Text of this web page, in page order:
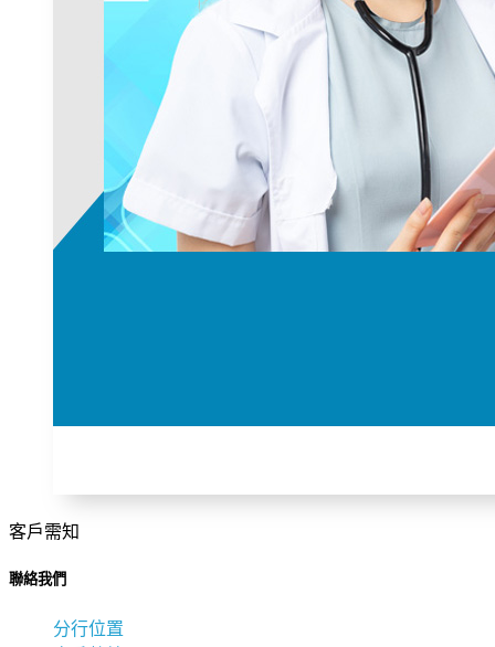
客戶需知
聯絡我們
分行位置